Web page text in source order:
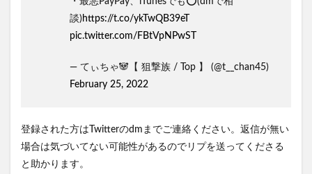
談)https://t.co/ykTwQB39eT
pic.twitter.com/FBtVpNPwST
— てぃちゃ🐼【 狙撃族 / Top 】 (@t__chan45)
February 25, 2022
登録された方はTwitterのdmまでご連絡ください。返信が無い
場合は気づいてない可能性があるのでリプを送ってくださる
と助かります。